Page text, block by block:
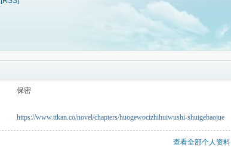
保密
https://www.ttkan.co/novel/chapters/huogewocizhihuiwushi-shuigebaojue
查看全部个人资料